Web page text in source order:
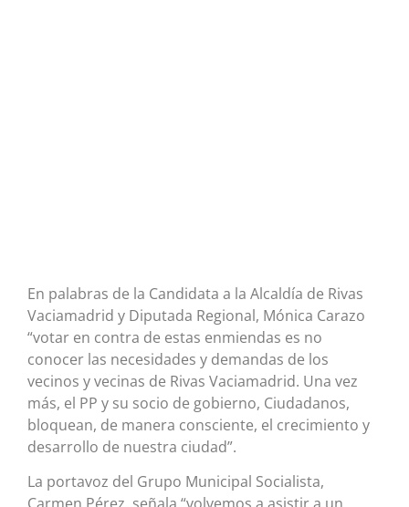
En palabras de la Candidata a la Alcaldía de Rivas
Vaciamadrid y Diputada Regional, Mónica Carazo
“votar en contra de estas enmiendas es no
conocer las necesidades y demandas de los
vecinos y vecinas de Rivas Vaciamadrid. Una vez
más, el PP y su socio de gobierno, Ciudadanos,
bloquean, de manera consciente, el crecimiento y
desarrollo de nuestra ciudad”.
La portavoz del Grupo Municipal Socialista,